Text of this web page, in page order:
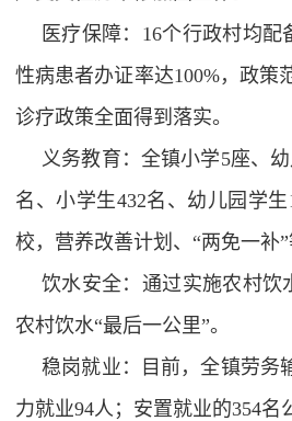
医疗保障：16个行政村均
性病患者办证率达100%，政策
诊疗政策全面得到落实。
义务教育：全镇小学5座、
名、小学生432名、幼儿园学
校，营养改善计划、“两免一补
饮水安全：通过实施农村饮
农村饮水“最后一公里”。
稳岗就业：目前，全镇劳务
力就业94人；安置就业的354名